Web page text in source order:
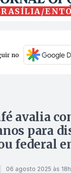
no
avalia
para
federal
06 agosto 2025 às